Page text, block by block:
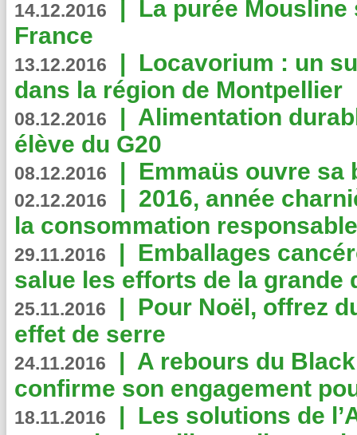
14.12.2016 | La purée
France
13.12.2016 | Locavorium : un
dans la région de Montpellier
08.12.2016 | Alimentation
élève du G20
08.12.2016 | Emmaüs ouvre sa
02.12.2016 | 2016, année
la consommation
29.11.2016 | Emballages
salue les efforts de la grande
25.11.2016 | Pour Noël, offrez
effet de serre
24.11.2016 | A rebours du
confirme son engagement
18.11.2016 | Les solutions de